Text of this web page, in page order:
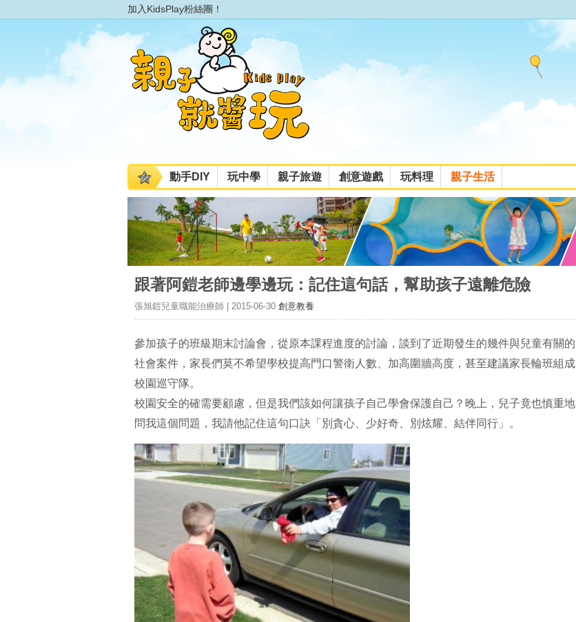
加入KidsPlay粉絲團！
動手DIY 玩中學 親子旅遊 創意遊戲 玩料理 親子生活
跟著阿鎧老師邊學邊玩：記住這句話，幫助孩子遠離危險
張旭鎧兒童職能治療師 | 2015-06-30 創意教養
參加孩子的班級期末討論會，從原本課程進度的討論，談到了近期發生的幾件與兒童有關的
社會案件，家長們莫不希望學校提高門口警衛人數、加高圍牆高度，甚至建議家長輪班組成
校園巡守隊。
校園安全的確需要顧慮，但是我們該如何讓孩子自己學會保護自己？晚上，兒子竟也慎重地
問我這個問題，我請他記住這句口訣「別貪心、少好奇、別炫耀、結伴同行」。